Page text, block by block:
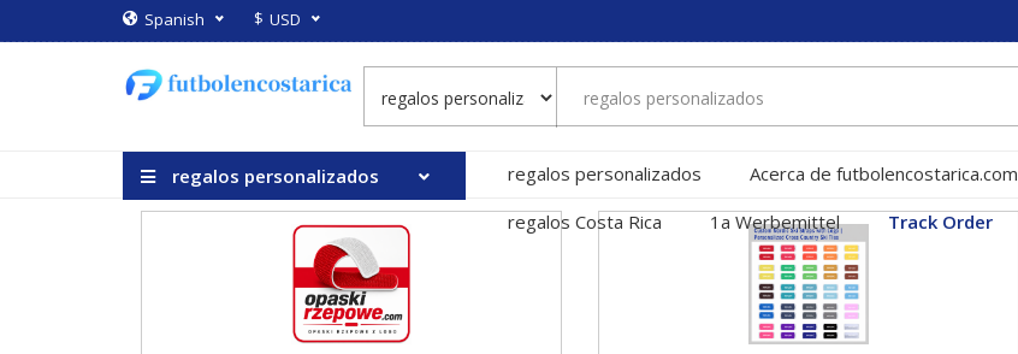
Spanish $ USD
regalos personalizados regalos personalizados Acerca de futbolencostarica.com
regalos Costa Rica
1a Werbemittel Track Order